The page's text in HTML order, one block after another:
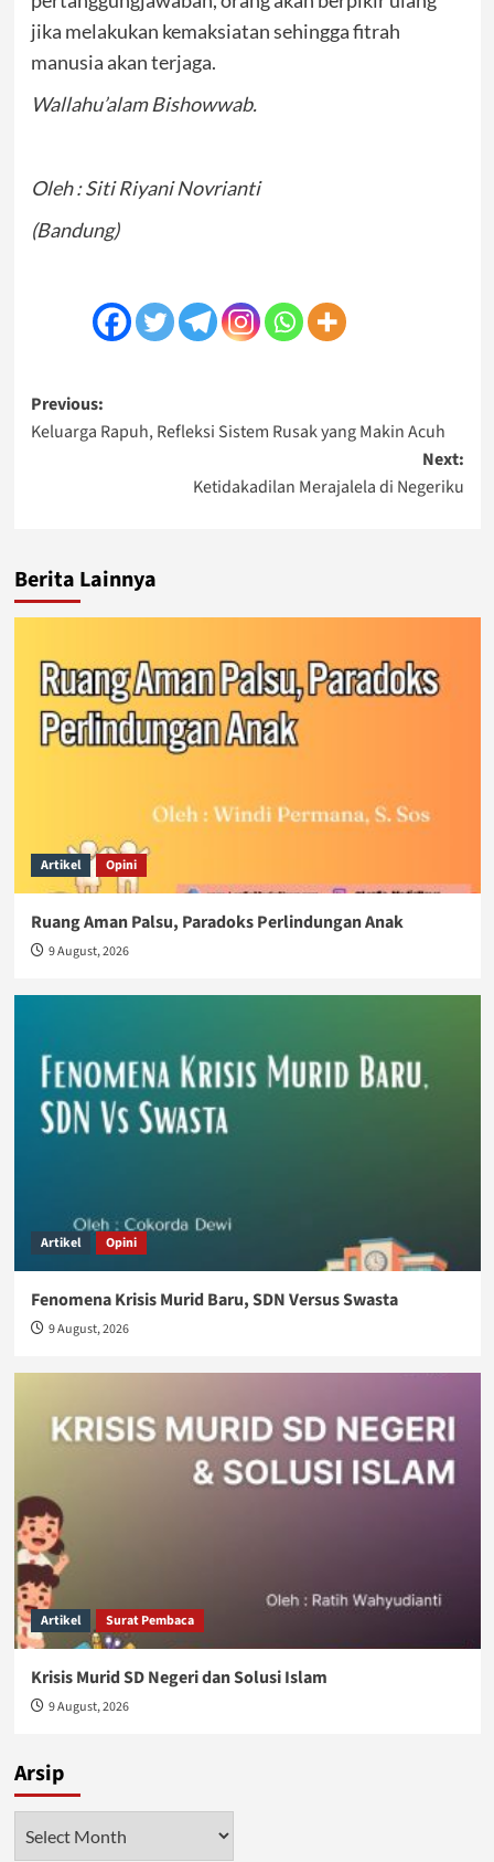
jika melakukan kemaksiatan sehingga fitrah
manusia akan terjaga.
Wallahu’alam Bishowwab.
Oleh : Siti Riyani Novrianti
(Bandung)
Post
navigation
Previous:
Keluarga Rapuh, Refleksi Sistem Rusak yang Makin Acuh
Next:
Ketidakadilan Merajalela di Negeriku
Berita Lainnya
Artikel Opini
Ruang Aman Palsu, Paradoks Perlindungan Anak
9 August, 2026
Artikel Opini
Fenomena Krisis Murid Baru, SDN Versus Swasta
9 August, 2026
Artikel Surat Pembaca
Krisis Murid SD Negeri dan Solusi Islam
9 August, 2026
Arsip